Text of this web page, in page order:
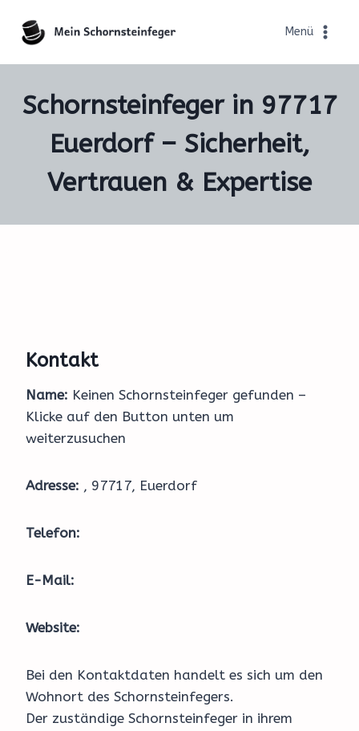
Inhalt
Menü
Schornsteinfeger in 97717
Euerdorf – Sicherheit,
Vertrauen & Expertise
Kontakt
Name: Keinen Schornsteinfeger gefunden –
Klicke auf den Button unten um
weiterzusuchen
Adresse: , 97717, Euerdorf
Telefon:
E-Mail:
Website:
Bei den Kontaktdaten handelt es sich um den
Wohnort des Schornsteinfegers.
Der zuständige Schornsteinfeger in ihrem